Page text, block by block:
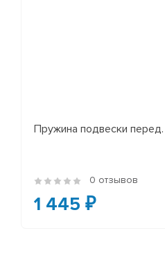
Пружина подвески
0 отзывов
1 445 ₽